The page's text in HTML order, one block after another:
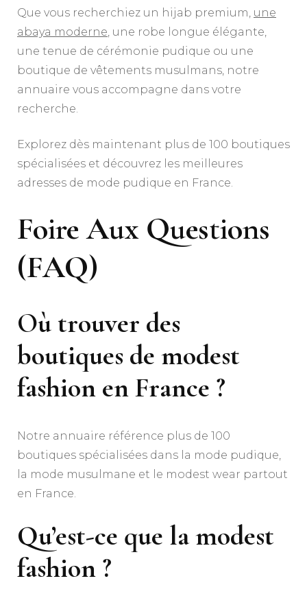
Que vous recherchiez un hijab premium, une
abaya moderne, une robe longue élégante,
une tenue de cérémonie pudique ou une
boutique de vêtements musulmans, notre
annuaire vous accompagne dans votre
recherche.
Explorez dès maintenant plus de 100 boutiques
spécialisées et découvrez les meilleures
adresses de mode pudique en France.
Foire Aux Questions
(FAQ)
Où trouver des
boutiques de modest
fashion en France ?
Notre annuaire référence plus de 100
boutiques spécialisées dans la mode pudique,
la mode musulmane et le modest wear partout
en France.
Qu’est-ce que la modest
fashion ?